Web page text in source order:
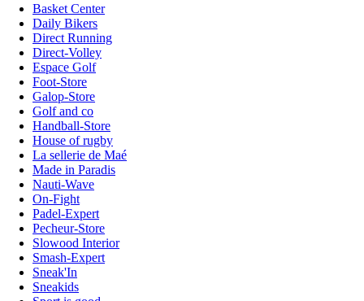
Basket Center
Daily Bikers
Direct Running
Direct-Volley
Espace Golf
Foot-Store
Galop-Store
Golf and co
Handball-Store
House of rugby
La sellerie de Maé
Made in Paradis
Nauti-Wave
On-Fight
Padel-Expert
Pecheur-Store
Slowood Interior
Smash-Expert
Sneak'In
Sneakids